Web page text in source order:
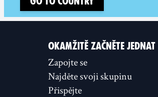
OKAMŽITĚ ZAČNĚTE JEDNAT
Zapojte se
Najděte svoji skupinu
Přispějte